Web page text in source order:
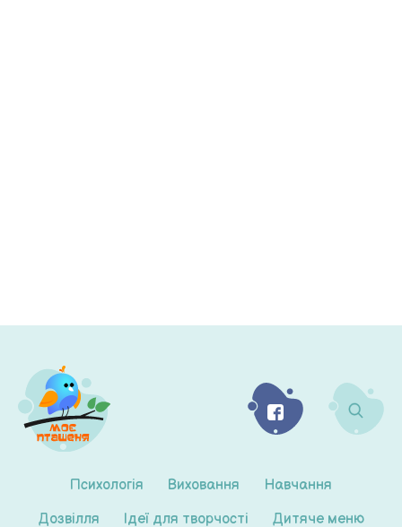
Психологія Виховання
Навчання
Дозвілля
Ідеї для творчості Дитяче меню